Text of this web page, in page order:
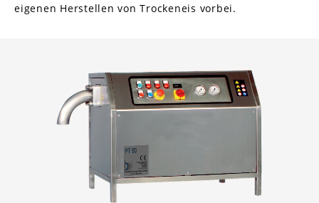
eigenen Herstellen von Trockeneis vorbei.